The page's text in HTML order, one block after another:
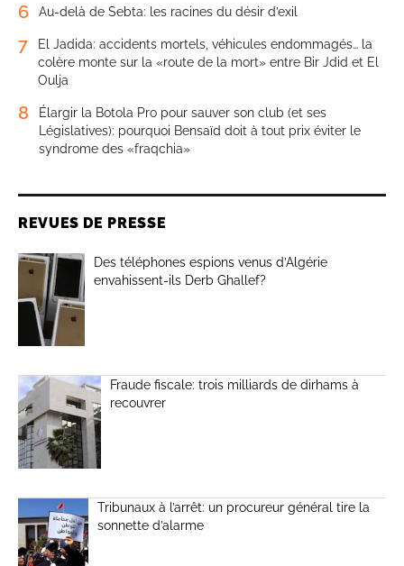
6 Au-delà de Sebta: les racines du désir d’exil
7
El Jadida: accidents mortels, véhicules endommagés… la
colère monte sur la «route de la mort» entre Bir Jdid et El
Oulja
8
Élargir la Botola Pro pour sauver son club (et ses
Législatives): pourquoi Bensaïd doit à tout prix éviter le
syndrome des «fraqchia»
REVUES DE PRESSE
Des téléphones espions venus d’Algérie
envahissent-ils Derb Ghallef?
Fraude fiscale: trois milliards de dirhams à
recouvrer
Tribunaux à l’arrêt: un procureur général tire la
sonnette d’alarme